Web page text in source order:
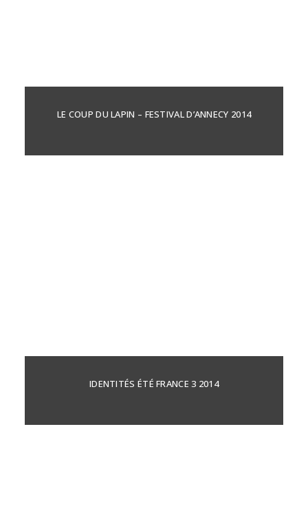
LE COUP DU LAPIN – FESTIVAL D’ANNECY 2014
IDENTITÉS ÉTÉ FRANCE 3 2014